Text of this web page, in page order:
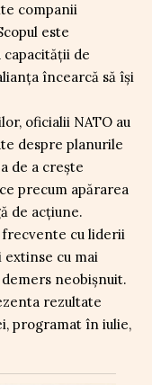
companii
este
de
încearcă să își
oficialii NATO au
despre planurile
de a crește
precum apărarea
de acțiune.
cu liderii
cu mai
neobișnuit.
rezultate
programat în iulie,